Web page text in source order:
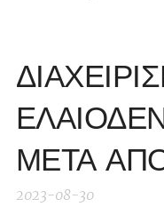
ΜΕΤΑ
2023-08-30